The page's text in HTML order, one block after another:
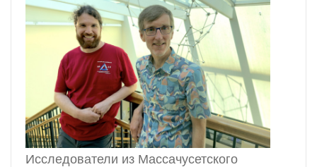
Исследователи из Массачусетского